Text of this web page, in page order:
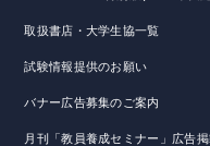
取扱書店・大学生協一覧
試験情報提供のお願い
バナー広告募集のご案内
月刊「教員養成セミナー」広告